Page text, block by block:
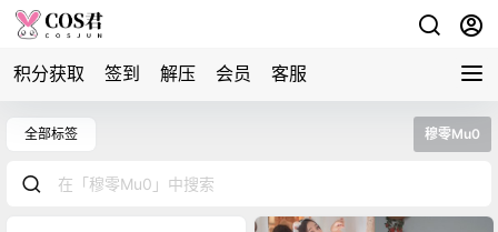
积分获取 签到 解压 会员 客服
全部标签 穆零Mu0